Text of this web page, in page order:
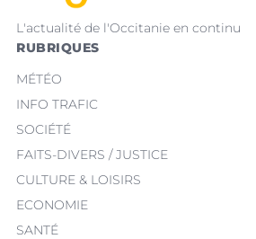
L'actualité de l'Occitanie en continu
RUBRIQUES
MÉTÉO
INFO TRAFIC
SOCIÉTÉ
FAITS-DIVERS / JUSTICE
CULTURE & LOISIRS
ECONOMIE
SANTÉ